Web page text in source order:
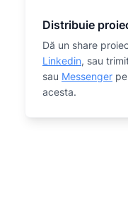
Distribuie
Dă un share
Linkedin, sau
sau Messenger
acesta.